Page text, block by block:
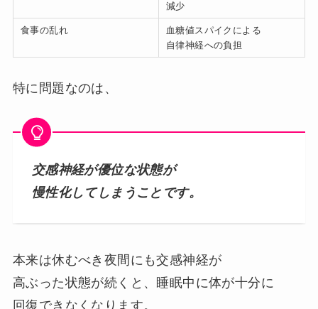
減少
食事の乱れ
血糖値スパイクによる
自律神経への負担
特に問題なのは、
交感神経が優位な状態が
慢性化してしまうことです。
本来は休むべき夜間にも交感神経が
高ぶった状態が続くと、睡眠中に体が十分に
回復できなくなります。